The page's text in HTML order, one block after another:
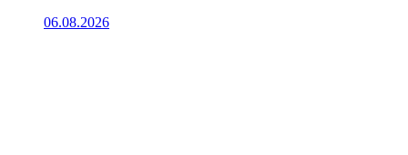
06.08.2026